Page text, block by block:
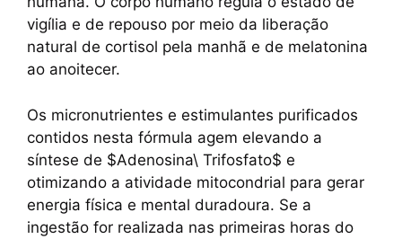
vigília e de repouso por meio da liberação
natural de cortisol pela manhã e de melatonina
ao anoitecer.
Os micronutrientes e estimulantes purificados
contidos nesta fórmula agem elevando a
síntese de $Adenosina\ Trifosfato$ e
otimizando a atividade mitocondrial para gerar
energia física e mental duradoura. Se a
ingestão for realizada nas primeiras horas do